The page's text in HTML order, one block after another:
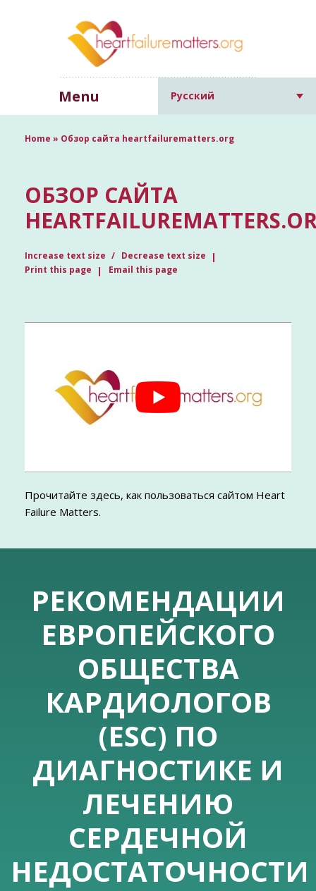
Menu Русский
Home » Обзор сайта heartfailurematters.org
ОБЗОР САЙТА
Increase text size
Decrease text size
Print this page
Email this page
Прочитайте здесь, как пользоваться сайтом Heart
Failure Matters.
РЕКОМЕНДАЦИИ
ЕВРОПЕЙСКОГО
ОБЩЕСТВА
КАРДИОЛОГОВ
(ESC) ПО
ДИАГНОСТИКЕ И
ЛЕЧЕНИЮ
СЕРДЕЧНОЙ
НЕДОСТАТОЧНОСТИ